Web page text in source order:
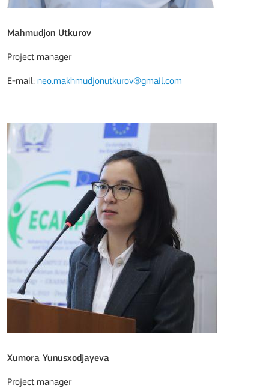
Mahmudjon Utkurov
Project manager
E-mail: neo.makhmudjonutkurov@gmail.com
Xumora Yunusxodjayeva
Project manager